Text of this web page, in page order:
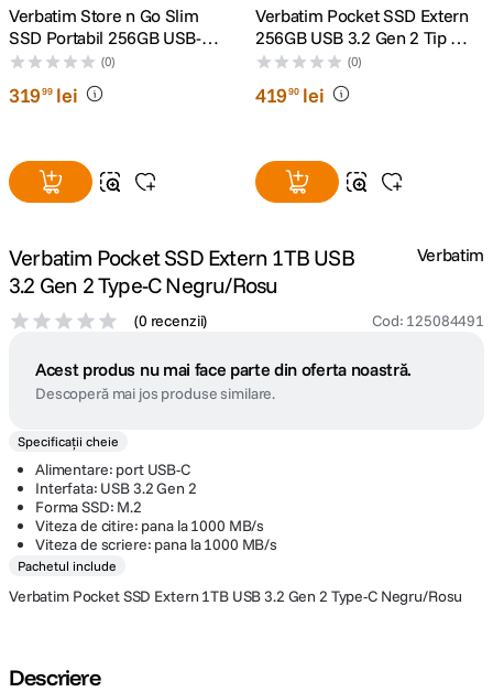
8. ulanzi
9. insta 360
Verbatim Store n Go Slim
SSD Portabil 256GB USB-C
Negru
(0)
31999 lei
Verbatim Pocket SSD Extern
256GB USB 3.2 Gen 2 Tip C
Negru/Gri
(0)
41990 lei
Verbatim Pocket SSD Extern 1TB USB
3.2 Gen 2 Type-C Negru/Rosu
(0 recenzii) Cod: 125084491
Verbatim
Acest produs nu mai face parte din oferta noastră.
Descoperă mai jos produse similare.
Specificații cheie
Alimentare: port USB-C
Interfata: USB 3.2 Gen 2
Forma SSD: M.2
Viteza de citire: pana la 1000 MB/s
Viteza de scriere: pana la 1000 MB/s
Pachetul include
Verbatim Pocket SSD Extern 1TB USB 3.2 Gen 2 Type-C Negru/Rosu
Descriere